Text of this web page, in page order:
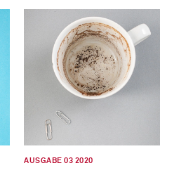
AUSGABE 03 2020